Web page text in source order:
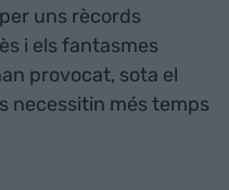
uns rècords
i els fantasmes
provocat, sota el
necessitin més temps